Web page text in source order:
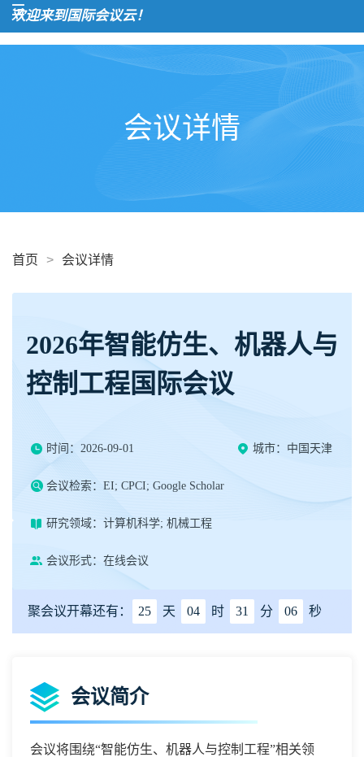
来到国际会议云！
会议详情
首页 > 会议详情
2026年智能仿生、机器人与
控制工程国际会议
时间：2026-09-01 城市：中国天津
会议检索：EI; CPCI; Google Scholar
研究领域：计算机科学; 机械工程
会议形式：在线会议
聚会议开幕还有： 25 天 04 时 31 分 06 秒
会议简介
会议将围绕“智能仿生、机器人与控制工程”相关领